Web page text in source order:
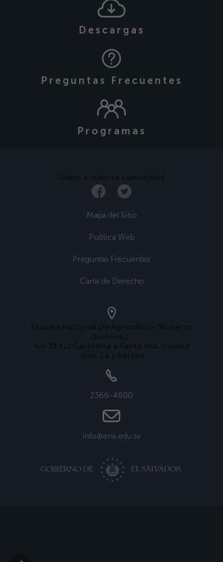
Descargas
Preguntas Frecuentes
Programas
Mapa del Sitio
Politica Web
Preguntas Frecuentes
Carta de Derecho
2366-4800
info@ena.edu.sv